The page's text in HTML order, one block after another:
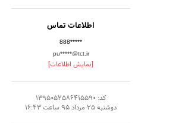
اطلاعات تماس
888*****
pu*****@tct.ir
[نمایش اطلاعات]
کد: 1395052586415590
دوشنبه 25 مرداد 95 ساعت 16:43